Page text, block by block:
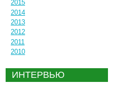
2015
2014
2013
2012
2011
2010
ИНТЕРВЬЮ